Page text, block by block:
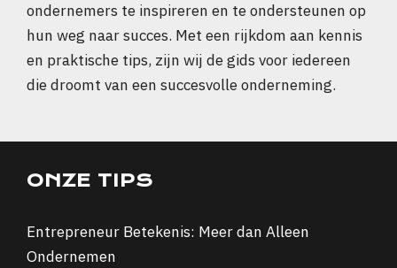
ondernemers te inspireren en te ondersteunen op
hun weg naar succes. Met een rijkdom aan kennis
en praktische tips, zijn wij de gids voor iedereen
die droomt van een succesvolle onderneming.
ONZE TIPS
Entrepreneur Betekenis: Meer dan Alleen
Ondernemen